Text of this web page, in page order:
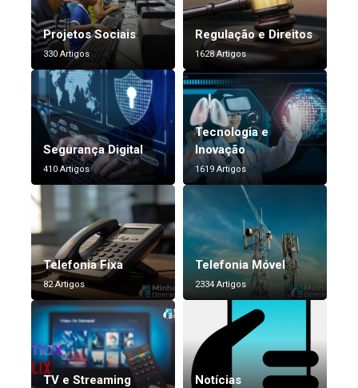
Projetos Sociais
330 Artigos
Regulação e Direitos
1628 Artigos
Segurança Digital
410 Artigos
Tecnologia e
Inovação
1619 Artigos
Telefonia Fixa
82 Artigos
Telefonia Móvel
2334 Artigos
TV e Streaming Notícias